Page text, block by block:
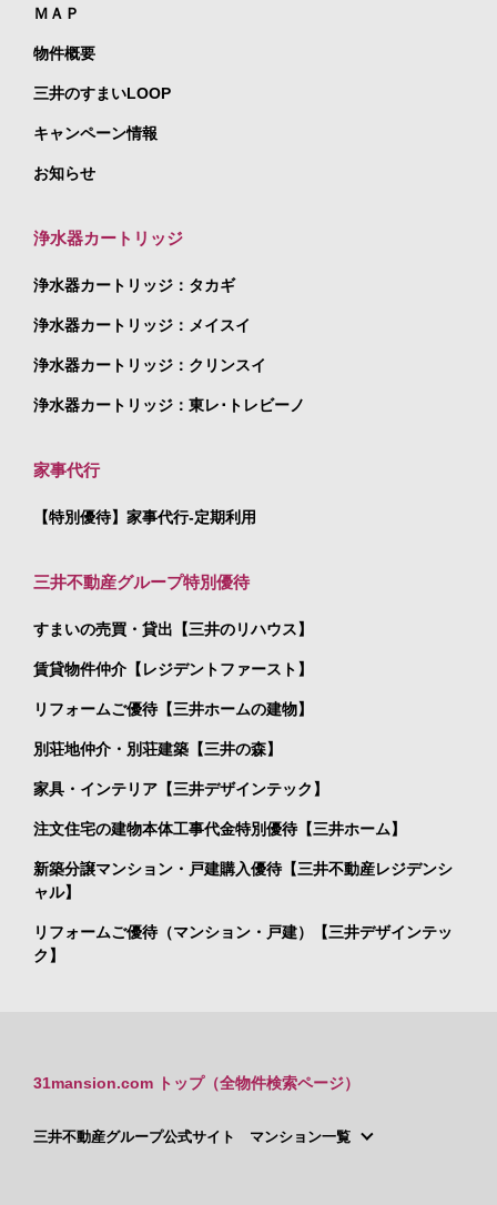
ＭＡＰ
物件概要
三井のすまいLOOP
キャンペーン情報
お知らせ
浄水器カートリッジ
浄水器カートリッジ：タカギ
浄水器カートリッジ：メイスイ
浄水器カートリッジ：クリンスイ
浄水器カートリッジ：東レ･トレビーノ
家事代行
【特別優待】家事代行-定期利用
三井不動産グループ特別優待
すまいの売買・貸出【三井のリハウス】
賃貸物件仲介【レジデントファースト】
リフォームご優待【三井ホームの建物】
別荘地仲介・別荘建築【三井の森】
家具・インテリア【三井デザインテック】
注文住宅の建物本体工事代金特別優待【三井ホーム】
新築分譲マンション・戸建購入優待【三井不動産レジデンシ
ャル】
リフォームご優待（マンション・戸建）【三井デザインテッ
ク】
31mansion.com トップ（全物件検索ページ）
三井不動産グループ公式サイト マンション一覧